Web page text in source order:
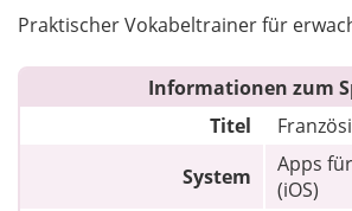
Praktischer Vokabeltrainer für
Informationen zum
Titel
System
Apps
(iOS)